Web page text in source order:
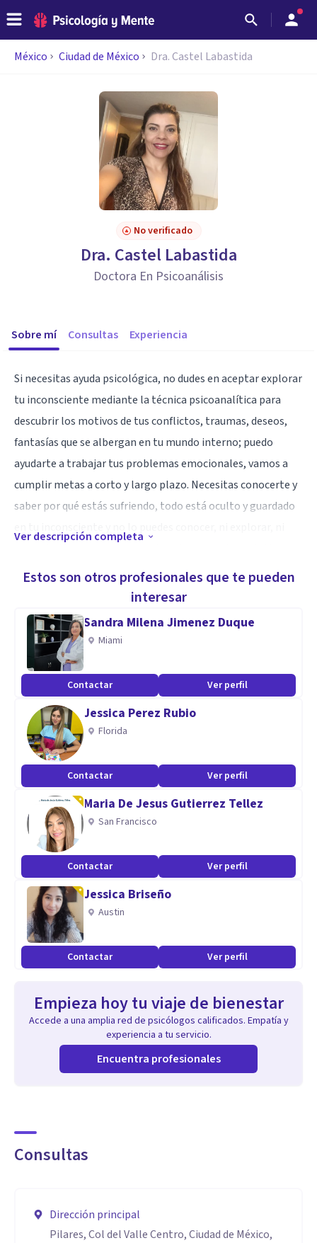
México Ciudad de México Dra. Castel Labastida
No verificado
Dra. Castel Labastida
Doctora En Psicoanálisis
Sobre mí Consultas Experiencia
Si necesitas ayuda psicológica, no dudes en aceptar explorar
tu inconsciente mediante la técnica psicoanalítica para
descubrir los motivos de tus conflictos, traumas, deseos,
fantasías que se albergan en tu mundo interno; puedo
ayudarte a trabajar tus problemas emocionales, vamos a
cumplir metas a corto y largo plazo. Necesitas conocerte y
saber por qué estás sufriendo, todo está oculto y guardado
profesional. Cuento con más de 20 años de experiencia con
actualizaciones constantes y disponibilidad para ayudarte.
Especialidad
Exploración y análisis del mundo interno para elaborar los
conflictos y traumas.
Interpretación del inconsciente.
Interpretación de sueños.
Aptitudes
Psicoanalista para adolescentes, adultos y pareja.
Ver descripción completa
Estos son otros profesionales que te pueden
interesar
Sandra Milena Jimenez Duque
Miami
Contactar Ver perfil
Jessica Perez Rubio
Florida
Contactar Ver perfil
Maria De Jesus Gutierrez Tellez
San Francisco
Contactar Ver perfil
Jessica Briseño
Austin
Contactar Ver perfil
Empieza hoy tu viaje de bienestar
Accede a una amplia red de psicólogos calificados. Empatía y
experiencia a tu servicio.
Encuentra profesionales
Consultas
Dirección principal
Pilares, Col del Valle Centro, Ciudad de México,